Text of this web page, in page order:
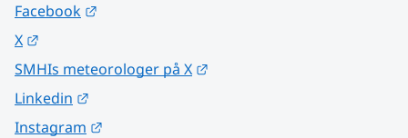
Facebook
X
SMHIs meteorologer på X
Linkedin
Instagram